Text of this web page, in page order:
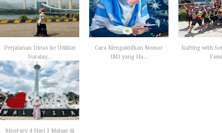
Perjalanan Dinas ke Udiklat
Suralay...
Cara Mengaktifkan Nomor
IM3 yang Ha...
Rafting with
Itinerary 4 Hari 3 Malam di